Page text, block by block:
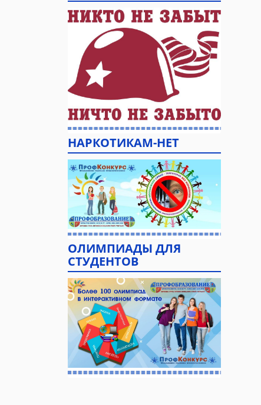
НАРКОТИКАМ-НЕТ
ОЛИМПИАДЫ ДЛЯ
СТУДЕНТОВ